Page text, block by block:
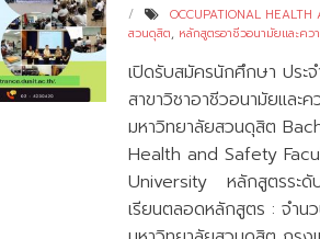
OCCUPATIONAL HEALTH
สวนดุสิต, หลักสูตรอาชีวอนามัยและค
เปิดรับสมัครนักศึกษา ปร
สาขาวิชาอาชีวอนามัยและ
มหาวิทยาลัยสวนดุสิต
Health and Safety
University หลักสูตรระ
เรียนตลอดหลักสูตร : จำน